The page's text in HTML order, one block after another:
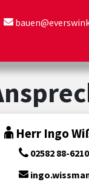
Herr Ingo
02582 88-6210